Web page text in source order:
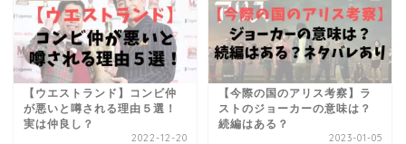
【ウエストランド】コンビ仲
が悪いと噂される理由５選！
実は仲良し？
2022-12-20
【今際の国のアリス考察】ラ
ストのジョーカーの意味は？
続編はある？
2023-01-05